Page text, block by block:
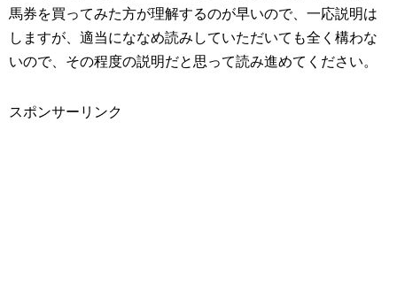
馬券を買ってみた方が理解するのが早いので、一応説明は
しますが、適当にななめ読みしていただいても全く構わな
いので、その程度の説明だと思って読み進めてください。
スポンサーリンク